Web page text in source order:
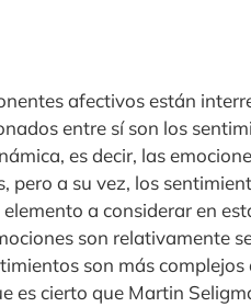
afectivos están
entre sí son los
es decir, las
pero a su vez, los
a considerar en
son relativamente
son más
es cierto que Martin